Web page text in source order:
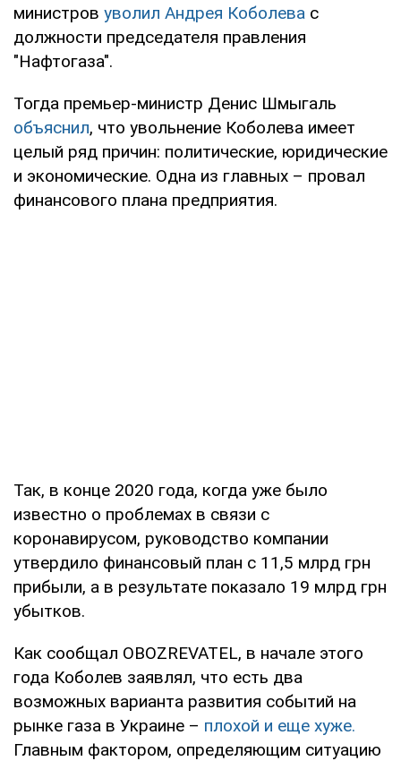
министров уволил Андрея Коболева с
должности председателя правления
"Нафтогаза".
Тогда премьер-министр Денис Шмыгаль
объяснил, что увольнение Коболева имеет
целый ряд причин: политические, юридические
и экономические. Одна из главных – провал
финансового плана предприятия.
Так, в конце 2020 года, когда уже было
известно о проблемах в связи с
коронавирусом, руководство компании
утвердило финансовый план с 11,5 млрд грн
прибыли, а в результате показало 19 млрд грн
убытков.
Как сообщал OBOZREVATEL, в начале этого
года Коболев заявлял, что есть два
возможных варианта развития событий на
рынке газа в Украине – плохой и еще хуже.
Главным фактором, определяющим ситуацию